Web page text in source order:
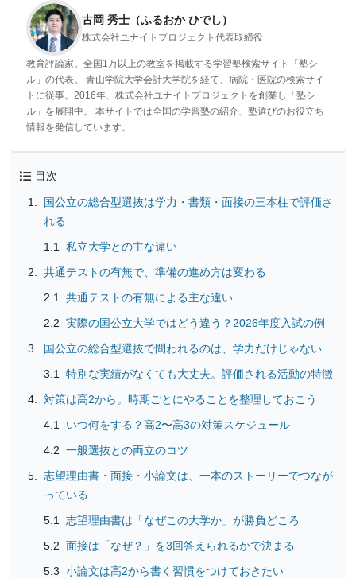
古岡 秀士（ふるおか ひでし）
株式会社ユナイトプロジェクト代表取締役
教育評論家。全国1万以上の教室を掲載する学習塾検索サイト「塾シ
ル」の代表。 青山学院大学会計大学院を経て、病院・医院の検索サイ
トに従事。2016年、株式会社ユナイトプロジェクトを創業し「塾シ
ル」を展開中。 本サイトでは全国の学習塾の紹介、塾選びのお役立ち
情報を発信しています。
目次
国公立の総合型選抜は学力・書類・面接の三本柱で評価さ
れる
私立大学との主な違い
共通テストの有無で、準備の進め方は変わる
共通テストの有無による主な違い
実際の国公立大学ではどう違う？2026年度入試の例
国公立の総合型選抜で問われるのは、学力だけじゃない
特別な実績がなくても大丈夫。評価される活動の特徴
対策は高2から。時期ごとにやることを整理しておこう
いつ何をする？高2〜高3の対策スケジュール
一般選抜との両立のコツ
志望理由書・面接・小論文は、一本のストーリーでつなが
っている
志望理由書は「なぜこの大学か」が勝負どころ
面接は「なぜ？」を3回答えられるかで決まる
小論文は高2から書く習慣をつけておきたい